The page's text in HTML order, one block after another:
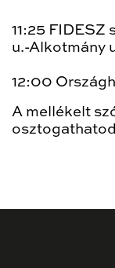
11:25 FIDESZ
u.-Alkotmány
12:00
A mellékelt